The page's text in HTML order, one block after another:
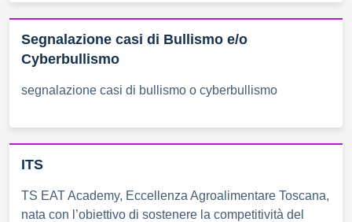
Segnalazione casi di Bullismo e/o
Cyberbullismo
segnalazione casi di bullismo o cyberbullismo
ITS
TS EAT Academy, Eccellenza Agroalimentare Toscana,
nata con l’obiettivo di sostenere la competitività del